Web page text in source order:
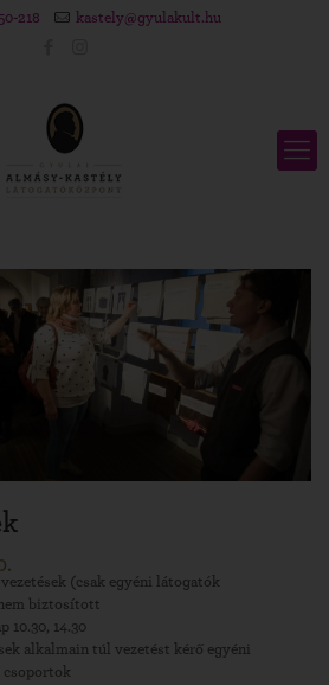
218 kastely@gyulakult.hu
(csak egyéni látogatók
biztosított
10.30, 14.30
alkalmain túl vezetést kérő egyéni
csoportok